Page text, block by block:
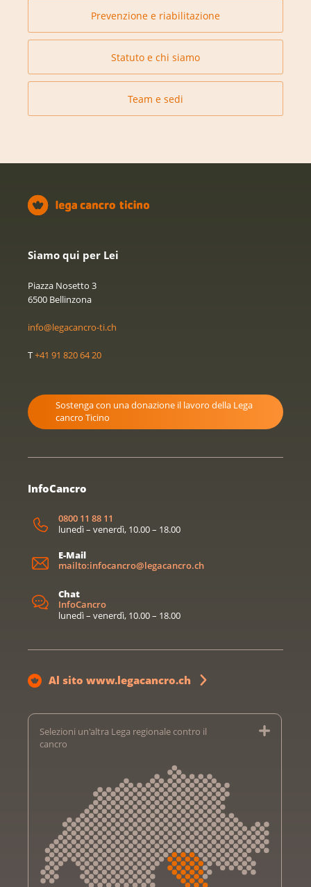
Prevenzione e riabilitazione
Statuto e chi siamo
Team e sedi
Siamo qui per Lei
Piazza Nosetto 3
6500 Bellinzona
info@legacancro-ti.ch
T+41 91 820 64 20
Sostenga con una donazione il lavoro della Lega
cancro Ticino
InfoCancro
0800 11 88 11
lunedì – venerdì, 10.00 – 18.00
E-Mail
mailto:infocancro@legacancro.ch
Chat
InfoCancro
lunedì – venerdì, 10.00 – 18.00
Al sito www.legacancro.ch
Selezioni un'altra Lega regionale contro il
cancro